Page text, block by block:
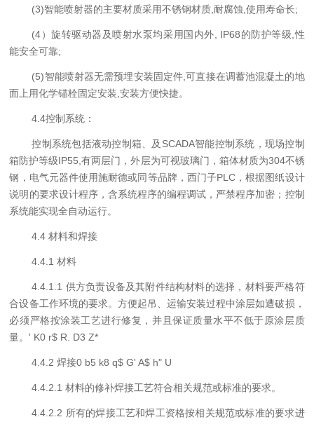
(3)智能喷射器的主要材质采用不锈钢材质,耐腐蚀,使用寿命长;
(4）旋转驱动器及喷射水泵均采用国内外, IP68的防护等级,性
能安全可靠;
(5)智能喷射器无需预埋安装固定件,可直接在调蓄池混凝土的地
面上用化学锚栓固定安装,安装方便快捷。
4.4控制系统 ：
控制系统包括液动控制箱、及SCADA智能控制系统，现场控制
箱防护等级IP55,有两层门，外层为可视玻璃门， 箱体材质为304不锈
钢， 电气元器件使用施耐德或同等品牌 ， 西门子PLC，根据图纸设计
说明的要求设计程序，含系统程序的编程调试，严禁程序加密；控制
系统能实现全自动运行。
4 .4 材料和焊接
4 .4.1 材料
4 .4.1.1 供方负责设备及其附件结构材料的选择，材料要严格符
合设备工作环境的要求。 方便起吊、运输安装过程中涂层如遭破损，
必须严格按涂装工艺进行修复，并且保证质量水平不低于原涂层质
量。' K0 r$ R. D3 Z*
4 .4.2 焊接0 b5 k8 q$ G' A$ h" U
4 .4.2.1 材料的修补焊接工艺符合相关规范或标准的要求。
4 .4.2.2 所有的焊接工艺和焊工资格按相关规范或标准的要求进